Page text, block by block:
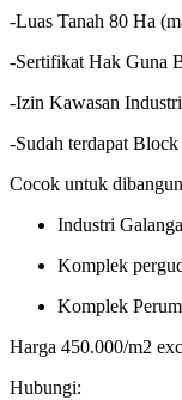
-Luas Tanah 80 Ha
-Sertifikat Hak Guna
-Izin Kawasan Industri
-Sudah terdapat
Cocok untuk
Industri
Komplek
Komplek
Harga 450.000/m2
Hubungi: